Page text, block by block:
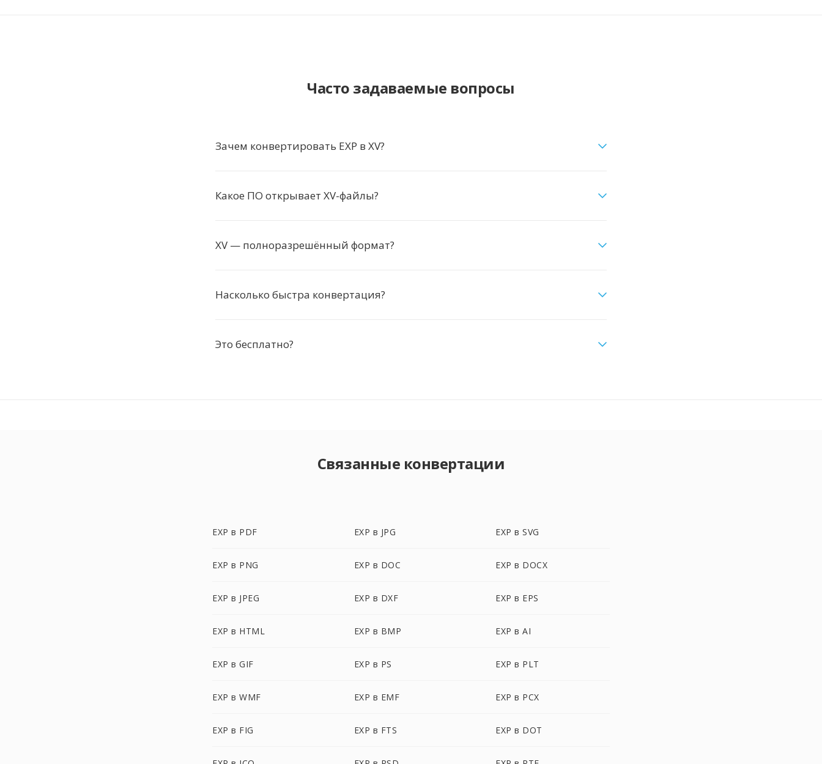
Часто задаваемые вопросы
Зачем конвертировать EXP в XV?
Какое ПО открывает XV-файлы?
XV — полноразрешённый формат?
Насколько быстра конвертация?
Это бесплатно?
Связанные конвертации
EXP в PDF EXP в JPG EXP в SVG
EXP в PNG EXP в DOC EXP в DOCX
EXP в JPEG EXP в DXF EXP в EPS
EXP в HTML EXP в BMP EXP в AI
EXP в GIF EXP в PS EXP в PLT
EXP в WMF EXP в EMF EXP в PCX
EXP в FIG EXP в FTS EXP в DOT